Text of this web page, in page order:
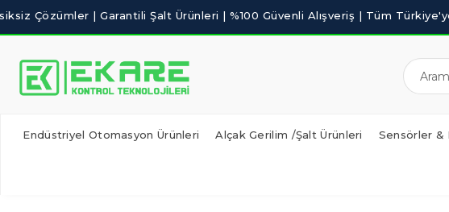
Endüstriyel Otomasyon Ürünleri Alçak Gerilim /Şalt Ürünleri Sensörler &